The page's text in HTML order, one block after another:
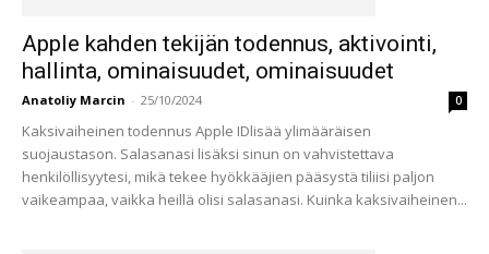
Apple kahden tekijän todennus, aktivointi,
hallinta, ominaisuudet, ominaisuudet
Anatoliy Marcin - 25/10/2024 0
Kaksivaiheinen todennus Apple IDlisää ylimääräisen
suojaustason. Salasanasi lisäksi sinun on vahvistettava
henkilöllisyytesi, mikä tekee hyökkääjien pääsystä tiliisi paljon
vaikeampaa, vaikka heillä olisi salasanasi. Kuinka kaksivaiheinen...